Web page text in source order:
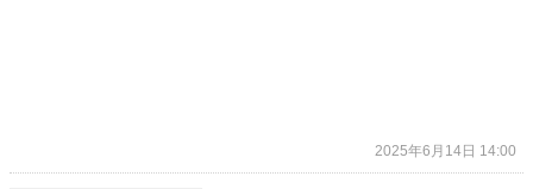
2025年6月14日 14:00